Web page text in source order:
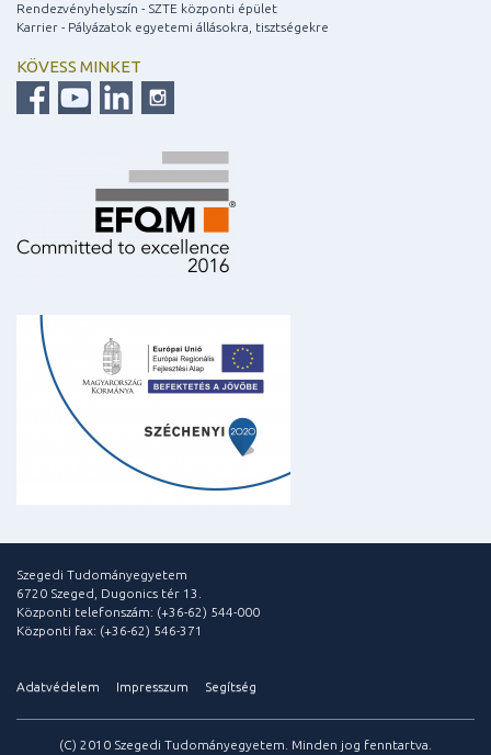
Rendezvényhelyszín - SZTE központi épület
Karrier - Pályázatok egyetemi állásokra, tisztségekre
KÖVESS MINKET
Szegedi Tudományegyetem
6720 Szeged, Dugonics tér 13.
Központi telefonszám: (+36-62) 544-000
Központi fax: (+36-62) 546-371
Adatvédelem Impresszum Segítség
(C) 2010 Szegedi Tudományegyetem. Minden jog fenntartva.